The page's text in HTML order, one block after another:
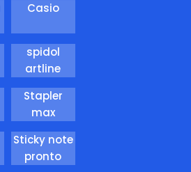
Casio
spidol
artline
Stapler
max
Sticky note
pronto